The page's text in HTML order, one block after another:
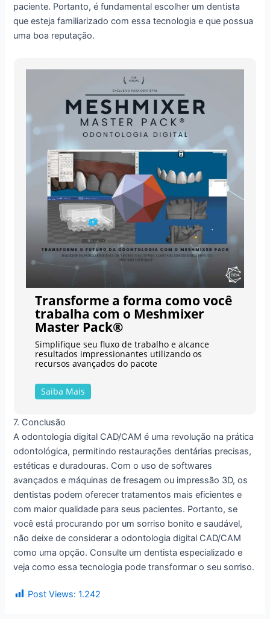
paciente. Portanto, é fundamental escolher um dentista
que esteja familiarizado com essa tecnologia e que possua
uma boa reputação.
Transforme a forma como você
trabalha com o Meshmixer
Master Pack®
Simplifique seu fluxo de trabalho e alcance
resultados impressionantes utilizando os
recursos avançados do pacote
Saiba Mais
7. Conclusão
A odontologia digital CAD/CAM é uma revolução na prática
odontológica, permitindo restaurações dentárias precisas,
estéticas e duradouras. Com o uso de softwares
avançados e máquinas de fresagem ou impressão 3D, os
dentistas podem oferecer tratamentos mais eficientes e
com maior qualidade para seus pacientes. Portanto, se
você está procurando por um sorriso bonito e saudável,
não deixe de considerar a odontologia digital CAD/CAM
como uma opção. Consulte um dentista especializado e
veja como essa tecnologia pode transformar o seu sorriso.
Post Views: 1.242